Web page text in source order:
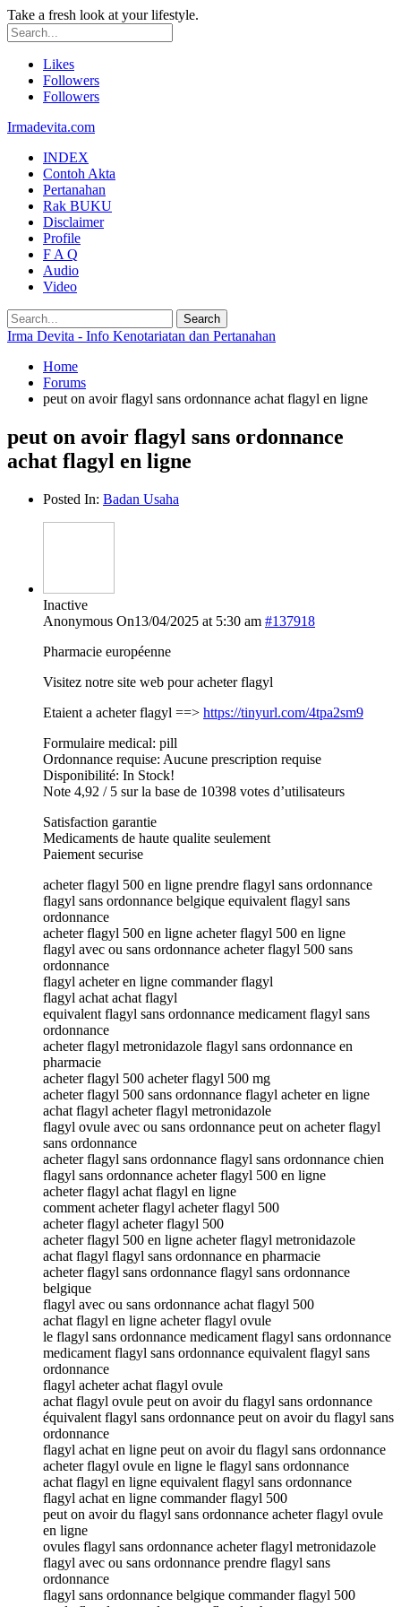
Take a fresh look at your lifestyle.
Likes
Followers
Followers
Irmadevita.com
INDEX
Contoh Akta
Pertanahan
Rak BUKU
Disclaimer
Profile
F A Q
Audio
Video
Irma Devita - Info Kenotariatan dan Pertanahan
Home
Forums
peut on avoir flagyl sans ordonnance achat flagyl en ligne
peut on avoir flagyl sans ordonnance
achat flagyl en ligne
Posted In: Badan Usaha
Inactive
Anonymous On13/04/2025 at 5:30 am #137918
Pharmacie européenne
Visitez notre site web pour acheter flagyl
Etaient a acheter flagyl ==> https://tinyurl.com/4tpa2sm9
Formulaire medical: pill
Ordonnance requise: Aucune prescription requise
Disponibilité: In Stock!
Note 4,92 / 5 sur la base de 10398 votes d’utilisateurs
Satisfaction garantie
Medicaments de haute qualite seulement
Paiement securise
acheter flagyl 500 en ligne prendre flagyl sans ordonnance
flagyl sans ordonnance belgique equivalent flagyl sans
ordonnance
acheter flagyl 500 en ligne acheter flagyl 500 en ligne
flagyl avec ou sans ordonnance acheter flagyl 500 sans
ordonnance
flagyl acheter en ligne commander flagyl
flagyl achat achat flagyl
equivalent flagyl sans ordonnance medicament flagyl sans
ordonnance
acheter flagyl metronidazole flagyl sans ordonnance en
pharmacie
acheter flagyl 500 acheter flagyl 500 mg
acheter flagyl 500 sans ordonnance flagyl acheter en ligne
achat flagyl acheter flagyl metronidazole
flagyl ovule avec ou sans ordonnance peut on acheter flagyl
sans ordonnance
acheter flagyl sans ordonnance flagyl sans ordonnance chien
flagyl sans ordonnance acheter flagyl 500 en ligne
acheter flagyl achat flagyl en ligne
comment acheter flagyl acheter flagyl 500
acheter flagyl acheter flagyl 500
acheter flagyl 500 en ligne acheter flagyl metronidazole
achat flagyl flagyl sans ordonnance en pharmacie
acheter flagyl sans ordonnance flagyl sans ordonnance
belgique
flagyl avec ou sans ordonnance achat flagyl 500
achat flagyl en ligne acheter flagyl ovule
le flagyl sans ordonnance medicament flagyl sans ordonnance
medicament flagyl sans ordonnance equivalent flagyl sans
ordonnance
flagyl acheter achat flagyl ovule
achat flagyl ovule peut on avoir du flagyl sans ordonnance
équivalent flagyl sans ordonnance peut on avoir du flagyl sans
ordonnance
flagyl achat en ligne peut on avoir du flagyl sans ordonnance
acheter flagyl ovule en ligne le flagyl sans ordonnance
achat flagyl en ligne equivalent flagyl sans ordonnance
flagyl achat en ligne commander flagyl 500
peut on avoir du flagyl sans ordonnance acheter flagyl ovule
en ligne
ovules flagyl sans ordonnance acheter flagyl metronidazole
flagyl avec ou sans ordonnance prendre flagyl sans
ordonnance
flagyl sans ordonnance belgique commander flagyl 500